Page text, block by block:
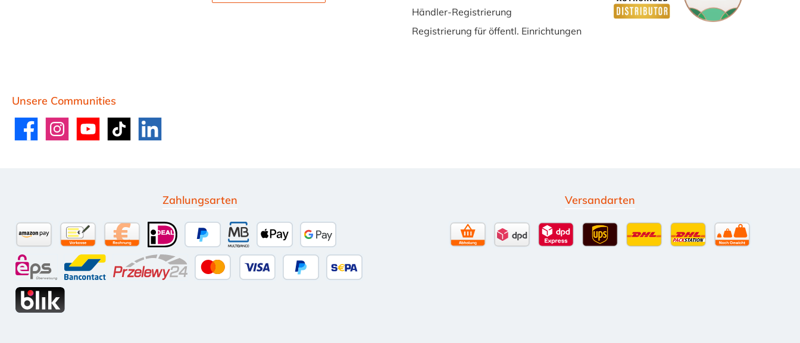
Händler-Registrierung
Registrierung für öffentl. Einrichtungen
Unsere Communities
FacebookInstagramYouTube TikTok LinkedIn
Zahlungsarten
PayPal
Kauf auf Rechnung (10 Tage Netto)
iDEAL MultibancoApple PayGoogle Pay
eps
Amazon PayVorkasse per Überweisung
Versandarten